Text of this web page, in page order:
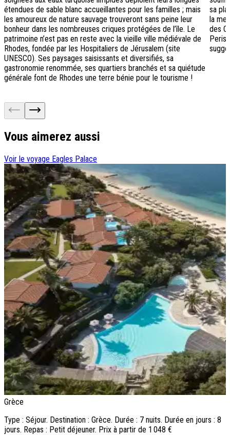
étendues de sable blanc accueillantes pour les familles ; mais
les amoureux de nature sauvage trouveront sans peine leur
bonheur dans les nombreuses criques protégées de l’île. Le
patrimoine n’est pas en reste avec la vieille ville médiévale de
Rhodes, fondée par les Hospitaliers de Jérusalem (site
UNESCO). Ses paysages saisissants et diversifiés, sa
gastronomie renommée, ses quartiers branchés et sa quiétude
générale font de Rhodes une terre bénie pour le tourisme !
sa
la
des
Vous aimerez aussi
Voir le voyage Eagles Palace
Grèce
Type : Séjour. Destination : Grèce. Durée : 7 nuits. Durée en jours : 8
jours. Repas : Petit déjeuner. Prix à partir de 1 048 €